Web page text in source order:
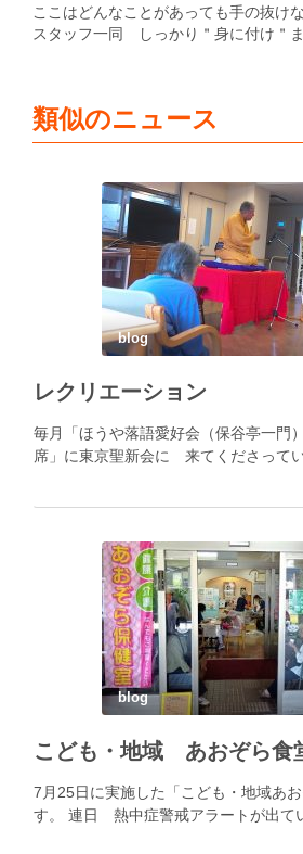
ここはどんなことがあっても手の抜け
スタッフ一同 しっかり＂身に付け＂ま
類似のニュース
blog
レクリエーション
毎月「ほうや落語愛好会（保谷亭一門
席」に東京聖新会に 来てくださって
blog
こども・地域 あおぞら食
7月25日に実施した「こども・地域あ
す。 連日 熱中症警戒アラートが出て